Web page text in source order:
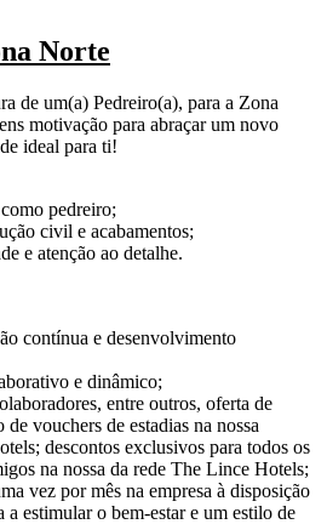
Norte
de um(a) Pedreiro(a), para a Zona
motivação para abraçar um novo
ideal para ti!
pedreiro;
civil e acabamentos;
e atenção ao detalhe.
contínua e desenvolvimento
e dinâmico;
entre outros, oferta de
vouchers de estadias na nossa
descontos exclusivos para todos os
na nossa da rede The Lince Hotels;
vez por mês na empresa à disposição
a estimular o bem-estar e um estilo de